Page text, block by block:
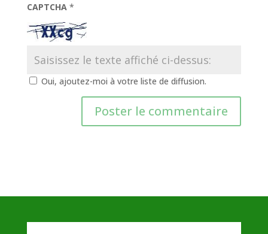
CAPTCHA *
Oui, ajoutez-moi à votre liste de diffusion.